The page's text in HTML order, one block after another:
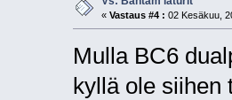
« Vastaus #4 : 02 Kesäkuu,
Mulla BC6
kyllä ole siihen